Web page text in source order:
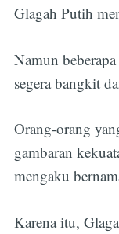
Glagah Putih
Namun
segera bangkit
Orang-orang
gambaran
mengaku
Karena itu,